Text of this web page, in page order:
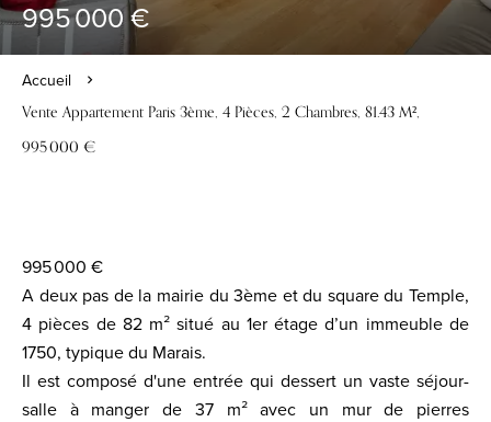
995 000 €
Accueil
Vente Appartement Paris 3ème, 4 Pièces, 2 Chambres, 81.43 M²,
995 000 €
995 000 €
A deux pas de la mairie du 3ème et du square du Temple,
4 pièces de 82 m² situé au 1er étage d’un immeuble de
1750, typique du Marais.
Il est composé d'une entrée qui dessert un vaste séjour-
salle à manger de 37 m² avec un mur de pierres